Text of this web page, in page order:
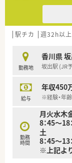
＜こんな方
■プライベ
■地域密着
等々…
少しでも気
駅チカ 週32h以上
勤務地
香川県
坂出駅 (JR
給与
年収450
※経験・年
勤務
時間
月火水木
8：45～18
土
8：45～13
※上記よ